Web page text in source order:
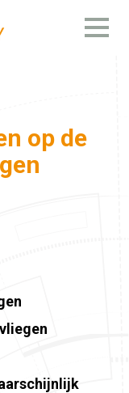
Open
op de